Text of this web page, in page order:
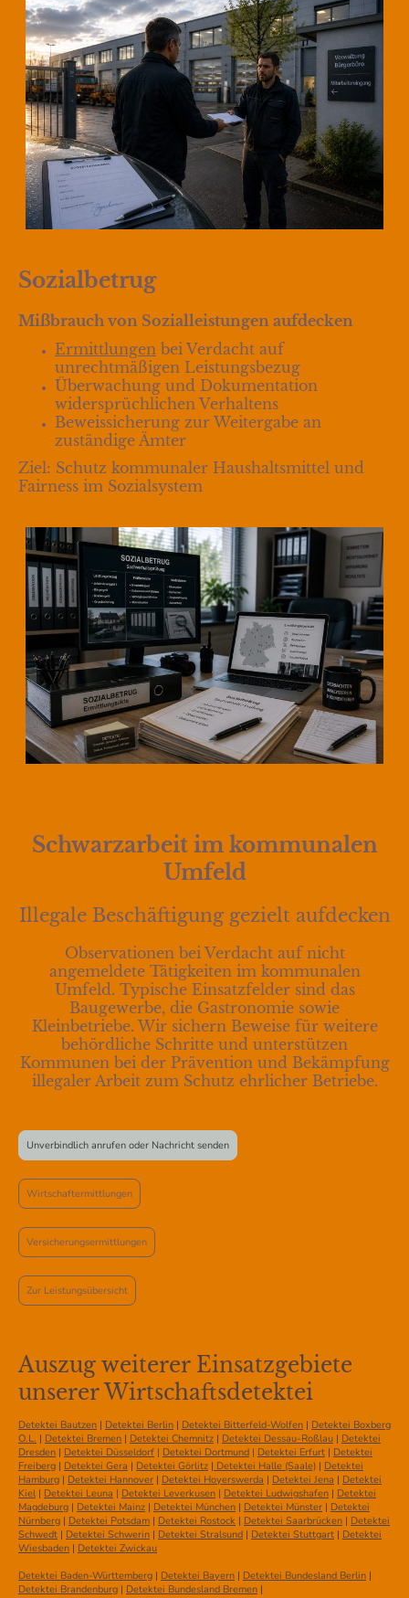
Sozialbetrug
Mißbrauch von Sozialleistungen aufdecken
Ermittlungen bei Verdacht auf
unrechtmäßigen Leistungsbezug
Überwachung und Dokumentation
widersprüchlichen Verhaltens
Beweissicherung zur Weitergabe an
zuständige Ämter
Ziel: Schutz kommunaler Haushaltsmittel und
Fairness im Sozialsystem
Schwarzarbeit im kommunalen
Umfeld
Illegale Beschäftigung gezielt aufdecken
Observationen bei Verdacht auf nicht
angemeldete Tätigkeiten im kommunalen
Umfeld. Typische Einsatzfelder sind das
Baugewerbe, die Gastronomie sowie
Kleinbetriebe. Wir sichern Beweise für weitere
behördliche Schritte und unterstützen
Kommunen bei der Prävention und Bekämpfung
illegaler Arbeit zum Schutz ehrlicher Betriebe.
Unverbindlich anrufen oder Nachricht senden
Wirtschaftermittlungen
Versicherungsermittlungen
Zur Leistungsübersicht
Auszug weiterer Einsatzgebiete
unserer Wirtschaftsdetektei
Detektei Bautzen | Detektei Berlin | Detektei Bitterfeld-Wolfen | Detektei Boxberg
O.L. | Detektei Bremen | Detektei Chemnitz | Detektei Dessau-Roßlau | Detektei
Dresden | Detektei Düsseldorf | Detektei Dortmund | Detektei Erfurt | Detektei
Freiberg | Detektei Gera | Detektei Görlitz | Detektei Halle (Saale) | Detektei
Hamburg | Detektei Hannover | Detektei Hoyerswerda | Detektei Jena | Detektei
Kiel | Detektei Leuna | Detektei Leverkusen | Detektei Ludwigshafen | Detektei
Magdeburg | Detektei Mainz | Detektei München | Detektei Münster | Detektei
Nürnberg | Detektei Potsdam | Detektei Rostock | Detektei Saarbrücken | Detektei
Schwedt | Detektei Schwerin | Detektei Stralsund | Detektei Stuttgart | Detektei
Wiesbaden | Detektei Zwickau
Detektei Baden-Württemberg | Detektei Bayern | Detektei Bundesland Berlin |
Detektei Brandenburg | Detektei Bundesland Bremen |